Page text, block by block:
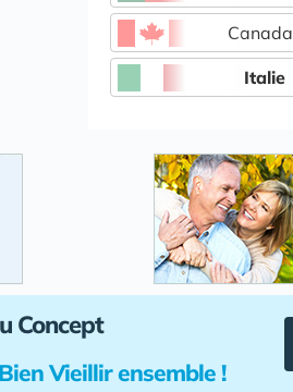
Canada
Italie
Concept
Vieillir ensemble !